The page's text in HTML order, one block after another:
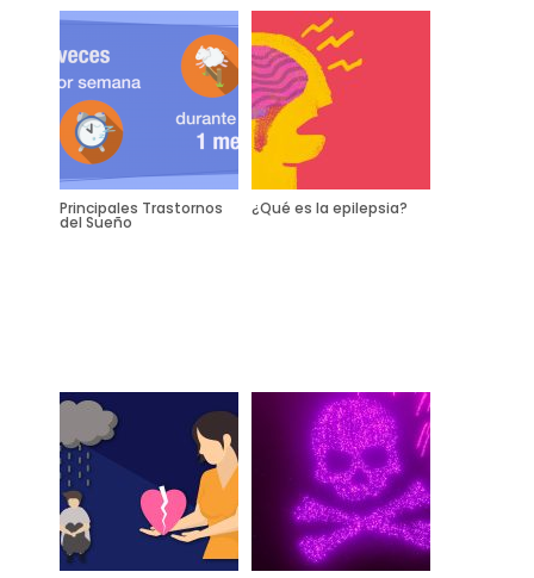
Principales Trastornos
del Sueño
¿Qué es la epilepsia?